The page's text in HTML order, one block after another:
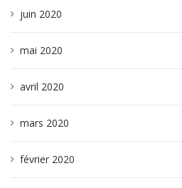
juin 2020
mai 2020
avril 2020
mars 2020
février 2020